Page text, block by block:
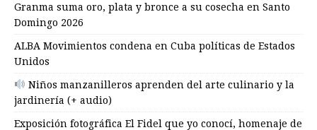
Granma suma oro, plata y bronce a su cosecha en Santo
Domingo 2026
ALBA Movimientos condena en Cuba políticas de Estados
Unidos
Niños manzanilleros aprenden del arte culinario y la
jardinería (+ audio)
Exposición fotográfica El Fidel que yo conocí, homenaje de